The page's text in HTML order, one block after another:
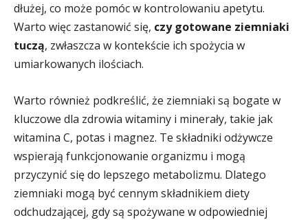
dłużej, co może pomóc w kontrolowaniu apetytu.
Warto więc zastanowić się, czy gotowane ziemniaki
tuczą, zwłaszcza w kontekście ich spożycia w
umiarkowanych ilościach.
Warto również podkreślić, że ziemniaki są bogate w
kluczowe dla zdrowia witaminy i minerały, takie jak
witamina C, potas i magnez. Te składniki odżywcze
wspierają funkcjonowanie organizmu i mogą
przyczynić się do lepszego metabolizmu. Dlatego
ziemniaki mogą być cennym składnikiem diety
odchudzającej, gdy są spożywane w odpowiedniej